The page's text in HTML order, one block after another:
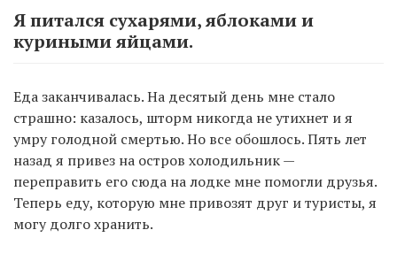
Я питался сухарями, яблоками и
куриными яйцами.
Еда заканчивалась. На десятый день мне стало
страшно: казалось, шторм никогда не утихнет и я
умру голодной смертью. Но все обошлось. Пять лет
назад я привез на остров холодильник —
переправить его сюда на лодке мне помогли друзья.
Теперь еду, которую мне привозят друг и туристы, я
могу долго хранить.